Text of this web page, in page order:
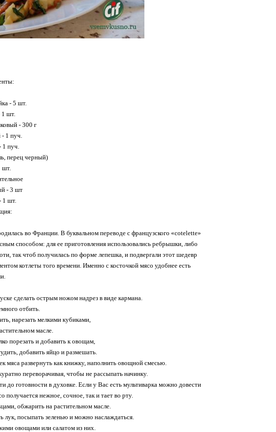
- 5 шт.
1 шт.
- 300 г
- 1 пуч.
1 пуч.
перец черный)
шт.
- 3 шт
1 шт.
во Франции. В буквальном переводе с французского «cotelette»
способом: для ее приготовления использовались ребрышки, либо
так чтоб получилась по форме лепешка, и подвергали этот шедевр
котлеты того времени. Именно с косточкой мясо удобнее есть
сделать острым ножом надрез в виде кармана.
отбить.
нарезать мелкими кубиками,
масле.
порезать и добавить к овощам,
добавить яйцо и размешать.
развернуть как книжку, наполнить овощной смесью.
переворачивая, чтобы не рассыпать начинку.
до готовности в духовке. Если у Вас есть мультиварка можно довести
нежное, сочное, так и тает во рту.
обжарить на растительном масле.
лук, посыпать зеленью и можно наслаждаться.
овощами или салатом из них.